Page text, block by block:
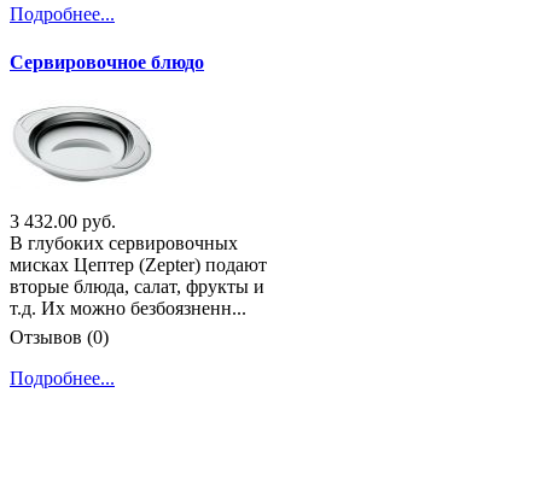
Подробнее...
Сервировочное блюдо
3 432.00 руб.
В глубоких сервировочных
мисках Цептер (Zepter) подают
вторые блюда, салат, фрукты и
т.д. Их можно безбоязненн...
Отзывов (0)
Подробнее...